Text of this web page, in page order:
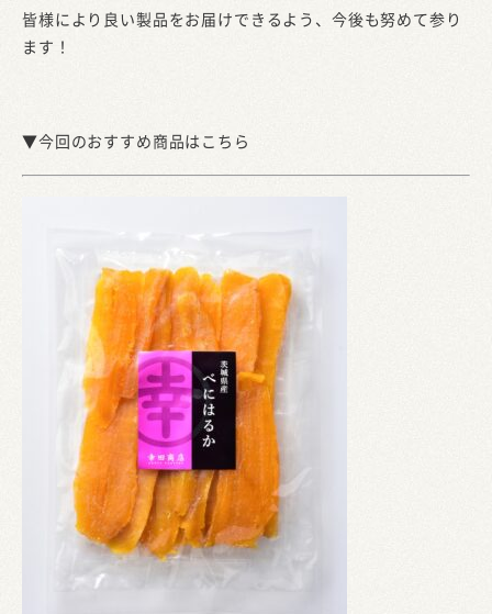
皆様により良い製品をお届けできるよう、今後も努めて参り
ます！
▼今回のおすすめ商品はこちら